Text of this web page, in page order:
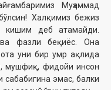
Муҳаммад
Халқимиз бежиз
кишим деб атамайди.
фазли беқиёс. Она
уни бир умр ақлида
мушфиқ, фидойи инсон
эмас, балки